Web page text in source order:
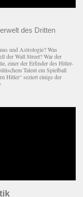
des Dritten
und Astrologie? Was
der Wall Street? War der
einer der Erfinder des Hitler-
Talent ein Spielball
Hitler“ seziert einige der